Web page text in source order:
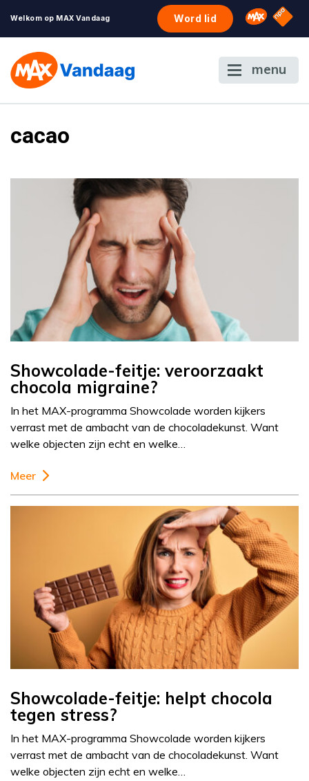
Welkom op MAX Vandaag Word lid Omroep
NPO
menu
cacao
Showcolade-feitje: veroorzaakt
chocola migraine?
In het MAX-programma Showcolade worden kijkers
verrast met de ambacht van de chocoladekunst. Want
welke objecten zijn echt en welke…
Meer
Showcolade-feitje: helpt chocola
tegen stress?
In het MAX-programma Showcolade worden kijkers
verrast met de ambacht van de chocoladekunst. Want
welke objecten zijn echt en welke…